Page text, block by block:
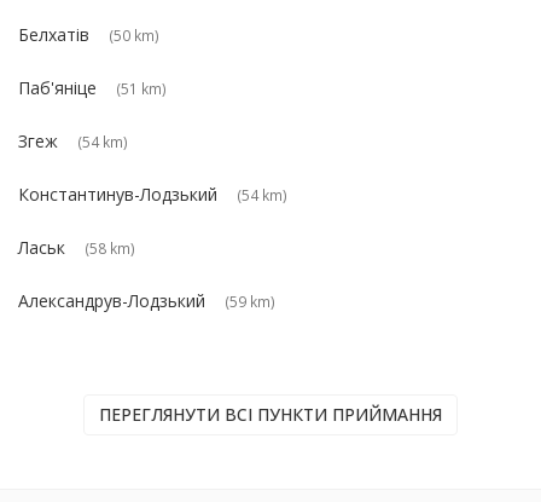
Белхатів (50 km)
Паб'яніце (51 km)
Згеж (54 km)
Константинув-Лодзький (54 km)
Ласьк (58 km)
Александрув-Лодзький (59 km)
ПЕРЕГЛЯНУТИ ВСІ ПУНКТИ ПРИЙМАННЯ